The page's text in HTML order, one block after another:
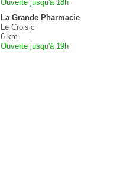
Ouverte jusqu'à 18h
La Grande Pharmacie
Le Croisic
6 km
Ouverte jusqu'à 19h